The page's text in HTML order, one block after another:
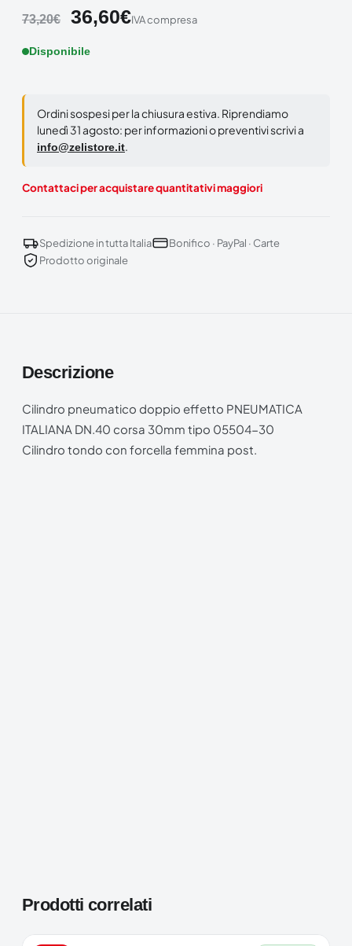
73,20€ 36,60€IVA compresa
Disponibile
Ordini sospesi per la chiusura estiva. Riprendiamo
lunedì 31 agosto: per informazioni o preventivi scrivi a
info@zelistore.it.
Contattaci per acquistare quantitativi maggiori
Spedizione in tutta Italia
Bonifico · PayPal · Carte
Prodotto originale
Descrizione
Cilindro pneumatico doppio effetto PNEUMATICA
ITALIANA DN.40 corsa 30mm tipo 05504-30
Cilindro tondo con forcella femmina post.
Prodotti correlati